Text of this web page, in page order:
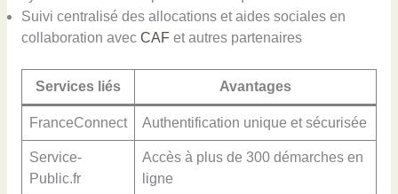
Suivi centralisé des allocations et aides sociales en
collaboration avec CAFet autres partenaires
Services liés Avantages
FranceConnect Authentification unique et sécurisée
Service-
Public.fr
Accès à plus de 300 démarches en
ligne